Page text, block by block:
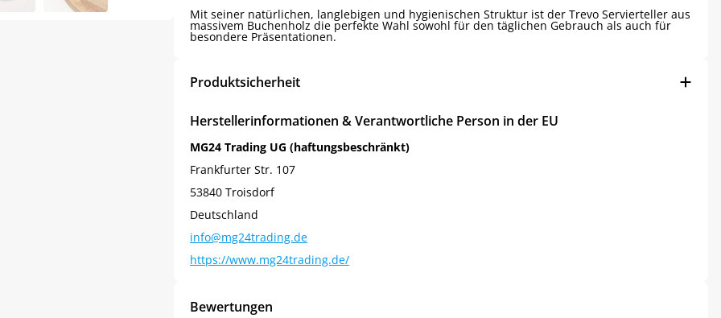
Mit seiner natürlichen, langlebigen und hygienischen Struktur ist der Trevo Servierteller aus
massivem Buchenholz die perfekte Wahl sowohl für den täglichen Gebrauch als auch für
besondere Präsentationen.
Produktsicherheit
Herstellerinformationen & Verantwortliche Person in der EU
MG24 Trading UG (haftungsbeschränkt)
Frankfurter Str. 107
53840 Troisdorf
Deutschland
info@mg24trading.de
https://www.mg24trading.de/
Bewertungen